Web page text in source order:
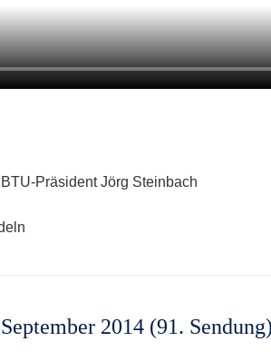
Präsident Jörg Steinbach
2014 (91. Sendung)